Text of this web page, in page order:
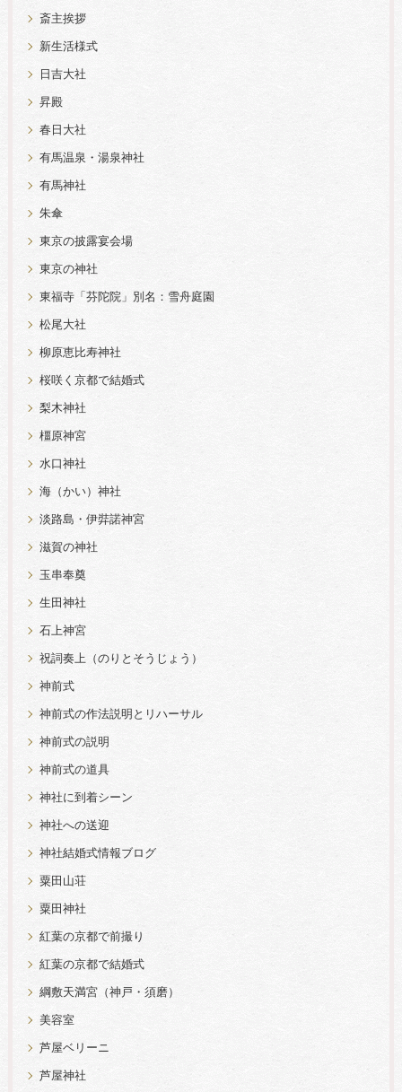
斎主挨拶
新生活様式
日吉大社
昇殿
春日大社
有馬温泉・湯泉神社
有馬神社
朱傘
東京の披露宴会場
東京の神社
東福寺「芬陀院」別名：雪舟庭園
松尾大社
柳原恵比寿神社
桜咲く京都で結婚式
梨木神社
橿原神宮
水口神社
海（かい）神社
淡路島・伊弉諾神宮
滋賀の神社
玉串奉奠
生田神社
石上神宮
祝詞奏上（のりとそうじょう）
神前式
神前式の作法説明とリハーサル
神前式の説明
神前式の道具
神社に到着シーン
神社への送迎
神社結婚式情報ブログ
粟田山荘
粟田神社
紅葉の京都で前撮り
紅葉の京都で結婚式
綱敷天満宮（神戸・須磨）
美容室
芦屋ベリーニ
芦屋神社